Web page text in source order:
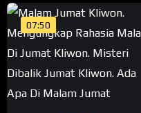
07:50